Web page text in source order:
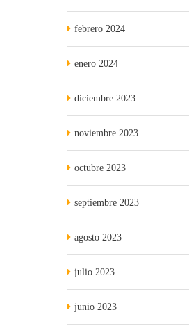
febrero 2024
enero 2024
diciembre 2023
noviembre 2023
octubre 2023
septiembre 2023
agosto 2023
julio 2023
junio 2023